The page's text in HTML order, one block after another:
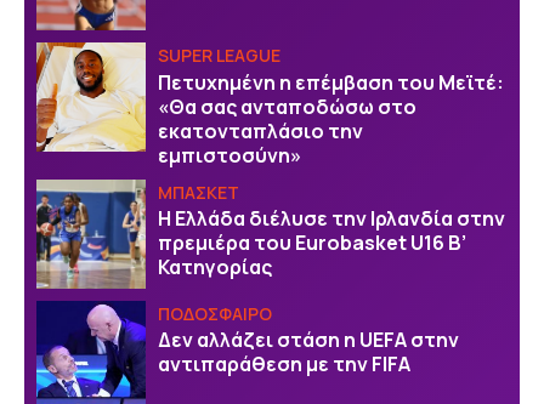
SUPER LEAGUE
Πετυχημένη η επέμβαση του Μεϊτέ:
«Θα σας ανταποδώσω στο
εκατονταπλάσιο την
εμπιστοσύνη»
ΜΠΑΣΚΕΤ
Η Ελλάδα διέλυσε την Ιρλανδία στην
πρεμιέρα του Eurobasket U16 Β’
Κατηγορίας
ΠΟΔΟΣΦΑΙΡΟ
Δεν αλλάζει στάση η UEFA στην
αντιπαράθεση με την FIFA